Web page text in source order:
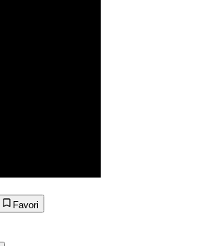
Favori